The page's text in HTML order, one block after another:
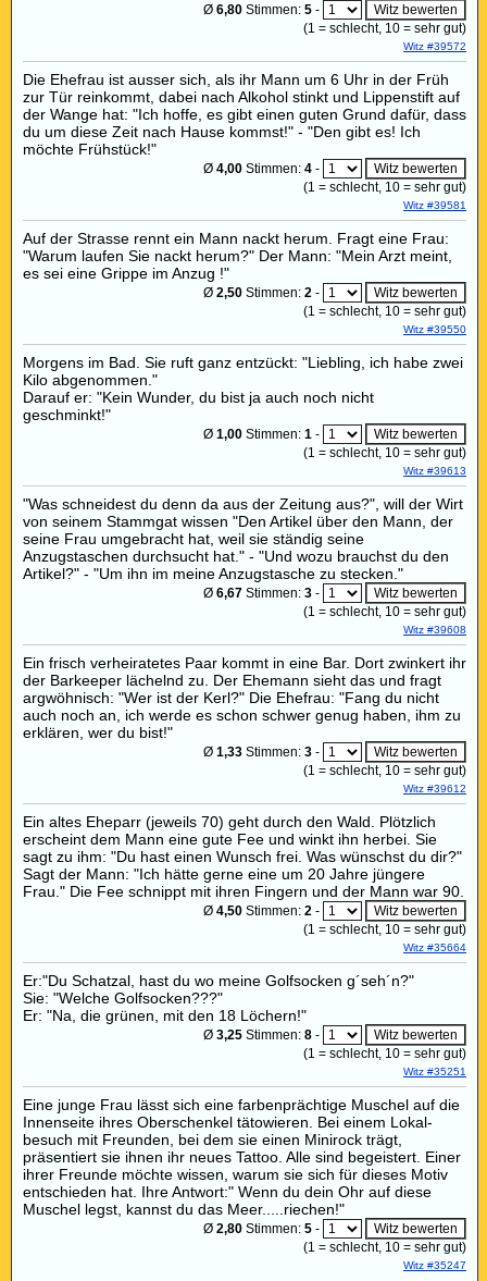
Ø 6,80 Stimmen: 5 -
(1 = schlecht, 10 = sehr gut)
Witz #39572
Die Ehefrau ist ausser sich, als ihr Mann um 6 Uhr in der Früh
zur Tür reinkommt, dabei nach Alkohol stinkt und Lippenstift auf
der Wange hat: "Ich hoffe, es gibt einen guten Grund dafür, dass
du um diese Zeit nach Hause kommst!" - "Den gibt es! Ich
möchte Frühstück!"
Ø 4,00 Stimmen: 4 -
(1 = schlecht, 10 = sehr gut)
Witz #39581
Auf der Strasse rennt ein Mann nackt herum. Fragt eine Frau:
"Warum laufen Sie nackt herum?" Der Mann: "Mein Arzt meint,
es sei eine Grippe im Anzug !"
Ø 2,50 Stimmen: 2 -
(1 = schlecht, 10 = sehr gut)
Witz #39550
Morgens im Bad. Sie ruft ganz entzückt: "Liebling, ich habe zwei
Kilo abgenommen."
Darauf er: "Kein Wunder, du bist ja auch noch nicht
geschminkt!"
Ø 1,00 Stimmen: 1 -
(1 = schlecht, 10 = sehr gut)
Witz #39613
"Was schneidest du denn da aus der Zeitung aus?", will der Wirt
von seinem Stammgat wissen "Den Artikel über den Mann, der
seine Frau umgebracht hat, weil sie ständig seine
Anzugstaschen durchsucht hat." - "Und wozu brauchst du den
Artikel?" - "Um ihn im meine Anzugstasche zu stecken."
Ø 6,67 Stimmen: 3 -
(1 = schlecht, 10 = sehr gut)
Witz #39608
Ein frisch verheiratetes Paar kommt in eine Bar. Dort zwinkert ihr
der Barkeeper lächelnd zu. Der Ehemann sieht das und fragt
argwöhnisch: "Wer ist der Kerl?" Die Ehefrau: "Fang du nicht
auch noch an, ich werde es schon schwer genug haben, ihm zu
erklären, wer du bist!"
Ø 1,33 Stimmen: 3 -
(1 = schlecht, 10 = sehr gut)
Witz #39612
Ein altes Eheparr (jeweils 70) geht durch den Wald. Plötzlich
erscheint dem Mann eine gute Fee und winkt ihn herbei. Sie
sagt zu ihm: "Du hast einen Wunsch frei. Was wünschst du dir?"
Sagt der Mann: "Ich hätte gerne eine um 20 Jahre jüngere
Frau." Die Fee schnippt mit ihren Fingern und der Mann war 90.
Ø 4,50 Stimmen: 2 -
(1 = schlecht, 10 = sehr gut)
Witz #35664
Er:"Du Schatzal, hast du wo meine Golfsocken g´seh´n?"
Sie: "Welche Golfsocken???"
Er: "Na, die grünen, mit den 18 Löchern!"
Ø 3,25 Stimmen: 8 -
(1 = schlecht, 10 = sehr gut)
Witz #35251
Eine junge Frau lässt sich eine farbenprächtige Muschel auf die
Innenseite ihres Oberschenkel tätowieren. Bei einem Lokal-
besuch mit Freunden, bei dem sie einen Minirock trägt,
präsentiert sie ihnen ihr neues Tattoo. Alle sind begeistert. Einer
ihrer Freunde möchte wissen, warum sie sich für dieses Motiv
entschieden hat. Ihre Antwort:" Wenn du dein Ohr auf diese
Muschel legst, kannst du das Meer.....riechen!"
Ø 2,80 Stimmen: 5 -
(1 = schlecht, 10 = sehr gut)
Witz #35247